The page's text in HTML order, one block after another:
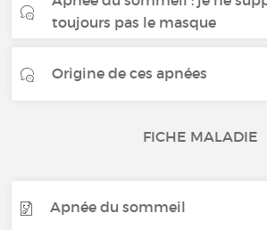
toujours pas le masque
Origine de ces apnées
FICHE MALADIE
Apnée du sommeil